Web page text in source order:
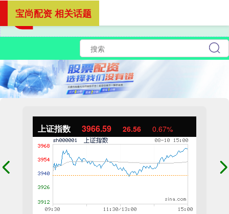
上证指数 3966.59 26.56 0.67%
宝尚配资 相关话题